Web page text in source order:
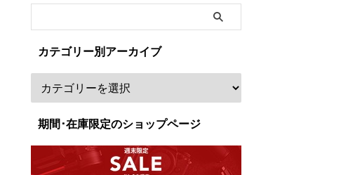
カテゴリー別アーカイブ
期間･在庫限定のショップページ